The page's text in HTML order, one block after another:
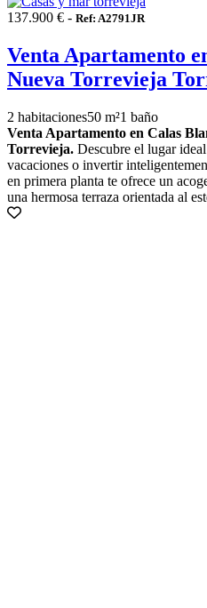
137.900 € - Ref: A2791JR
Venta Apartamento
Nueva Torrevieja
2 habitaciones50 m²1 baño
Venta Apartamento en Calas
Torrevieja. Descubre el lugar
vacaciones o invertir
en primera planta te ofrece un
una hermosa terraza orientada al